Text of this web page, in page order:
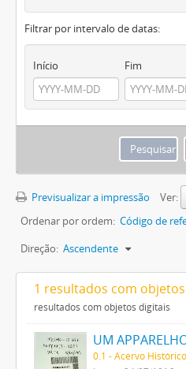
Filtrar por intervalo de datas:
Início Fim
Previsualizar a impressão
Ver:
Ordenar por ordem: Código de
Direção: Ascendente
1 resultados com
resultados com objetos digitais
0.1 - Acervo